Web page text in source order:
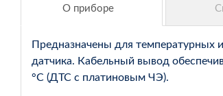
Предназначены для температурных
датчика. Кабельный вывод
°С (ДТС с платиновым ЧЭ).